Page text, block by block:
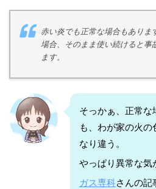
赤い炎でも正常な場合もありま
場合、そのまま使い続けると事
ます。
そっかぁ、正常な
も、わが家の火
なり違う。
やっぱり異常な気
ガス専科さんの記